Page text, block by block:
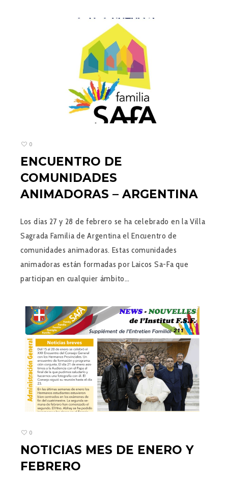
0
ENCUENTRO DE
COMUNIDADES
ANIMADORAS – ARGENTINA
Los días 27 y 28 de febrero se ha celebrado en la Villa
Sagrada Familia de Argentina el Encuentro de
comunidades animadoras. Estas comunidades
animadoras están formadas por Laicos Sa-Fa que
participan en cualquier ámbito…
0
NOTICIAS MES DE ENERO Y
FEBRERO